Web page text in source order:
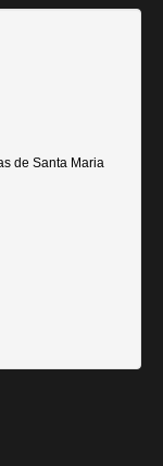
de Santa Maria